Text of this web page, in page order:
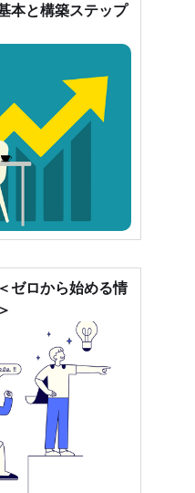
本と構築ステップ
ゼロから始める情